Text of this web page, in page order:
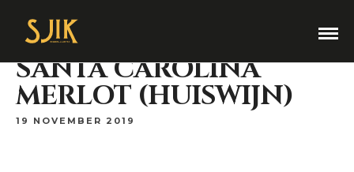
SANTA CAROLINA
MERLOT (HUISWIJN)
19 NOVEMBER 2019